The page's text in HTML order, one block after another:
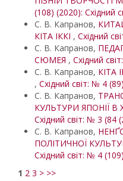
(108) (2020): Східний
С. В. Капранов,
КІТА ІККІ , Східний
С. В. Капранов,
СЮМЕЯ , Східний
С. В. Капранов, КІТА
, Східний світ: № 4
С. В. Капранов,
КУЛЬТУРИ ЯПОНІЇ В
Східний світ: № 3 (84
С. В. Капранов,
ПОЛІТИЧНОЇ
Східний світ: № 4
1 2 3 > >>